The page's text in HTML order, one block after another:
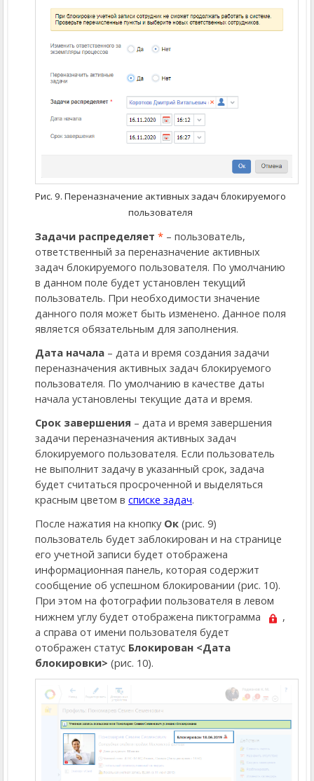
Рис. 9. Переназначение активных задач блокируемого
пользователя
Задачи распределяет * – пользователь,
ответственный за переназначение активных
задач блокируемого пользователя. По умолчанию
в данном поле будет установлен текущий
пользователь. При необходимости значение
данного поля может быть изменено. Данное поля
является обязательным для заполнения.
Дата начала – дата и время создания задачи
переназначения активных задач блокируемого
пользователя. По умолчанию в качестве даты
начала установлены текущие дата и время.
Срок завершения – дата и время завершения
задачи переназначения активных задач
блокируемого пользователя. Если пользователь
не выполнит задачу в указанный срок, задача
будет считаться просроченной и выделяться
красным цветом в списке задач.
После нажатия на кнопку Ок (рис. 9)
пользователь будет заблокирован и на странице
его учетной записи будет отображена
информационная панель, которая содержит
сообщение об успешном блокировании (рис. 10).
При этом на фотографии пользователя в левом
нижнем углу будет отображена пиктограмма
,
а справа от имени пользователя будет
отображен статус Блокирован <Дата
блокировки> (рис. 10).